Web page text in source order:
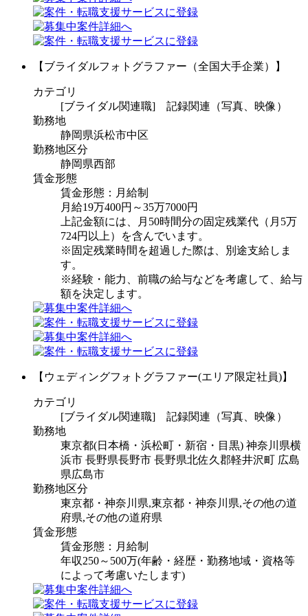
【ブライダルフォトグラファー（全国大手企業）】
カテゴリ
[ブライダル関連職] 記録関連（写真、映像）
勤務地
静岡県浜松市中区
勤務地区分
静岡県西部
賃金形態
賃金形態：月給制
月給19万400円～35万7000円
上記金額には、月50時間分の固定残業代（月5万
724円以上）を含んでいます。
※固定残業時間を超過した際は、別途支給しま
す。
※経験・能力、前職の給与などを考慮して、給与
額を決定します。
【ウェディングフォトグラファー(エリア限定社員)】
カテゴリ
[ブライダル関連職] 記録関連（写真、映像）
勤務地
東京都(日本橋・浜松町・新宿・目黒) 神奈川県横
浜市 長野県長野市 長野県北佐久郡軽井沢町 広島
県広島市
勤務地区分
東京都・神奈川県,東京都・神奈川県,その他の道
府県,その他の道府県
賃金形態
賃金形態：月給制
年収250～500万(年齢・経歴・勤務地域・資格等
によって考慮いたします)